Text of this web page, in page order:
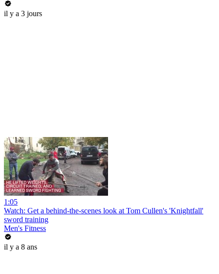
il y a 3 jours
1:05
Watch: Get a behind-the-scenes look at Tom Cullen's 'Knightfall'
sword training
Men's Fitness
il y a 8 ans